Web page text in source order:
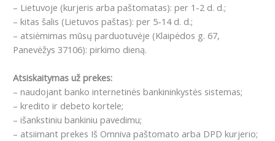
– Lietuvoje (kurjeris arba paštomatas): per 1-2 d. d.;
– kitas šalis (Lietuvos paštas): per 5-14 d. d.;
– atsiėmimas mūsų parduotuvėje (Klaipėdos g. 67,
Panevėžys 37106): pirkimo dieną.
Atsiskaitymas už prekes:
– naudojant banko internetinės bankininkystės sistemas;
– kredito ir debeto kortele;
– išankstiniu bankiniu pavedimu;
– atsiimant prekes Iš Omniva paštomato arba DPD kurjerio;